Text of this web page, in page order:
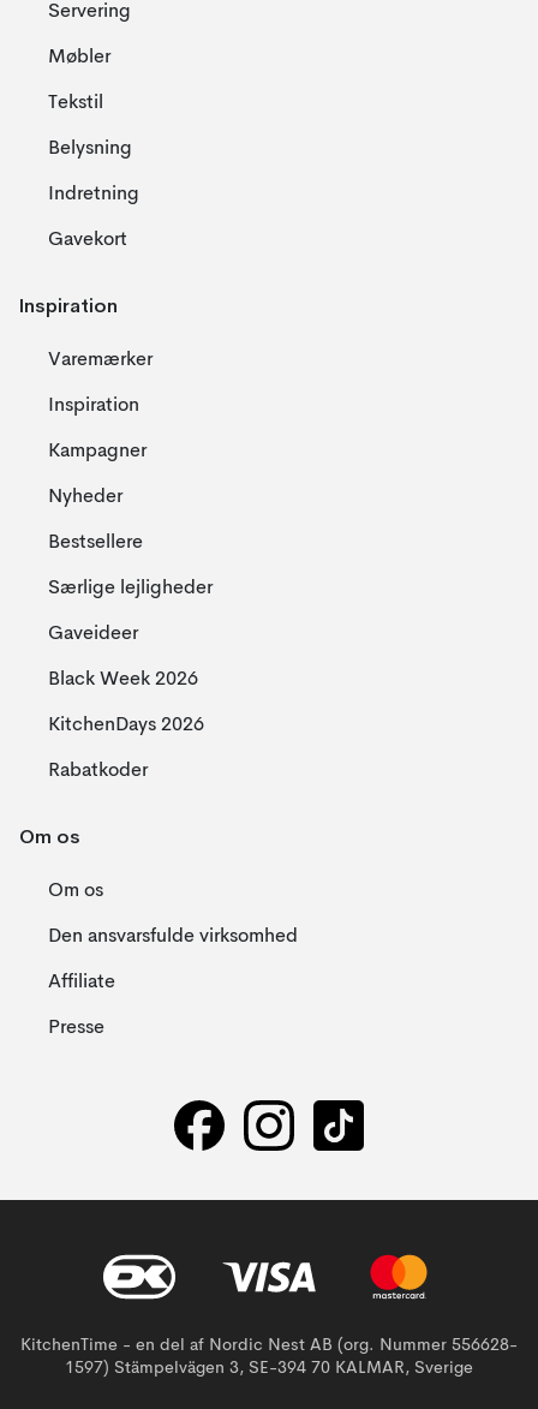
Servering
Møbler
Tekstil
Belysning
Indretning
Gavekort
Inspiration
Varemærker
Inspiration
Kampagner
Nyheder
Bestsellere
Særlige lejligheder
Gaveideer
Black Week 2026
KitchenDays 2026
Rabatkoder
Om os
Om os
Den ansvarsfulde virksomhed
Affiliate
Presse
KitchenTime - en del af Nordic Nest AB (org. Nummer 556628-
1597) Stämpelvägen 3, SE-394 70 KALMAR, Sverige